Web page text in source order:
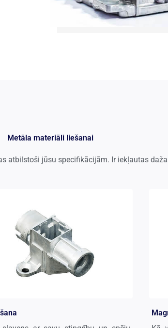
Metāla materiāli liešanai
atbilstoši jūsu specifikācijām. Ir iekļautas